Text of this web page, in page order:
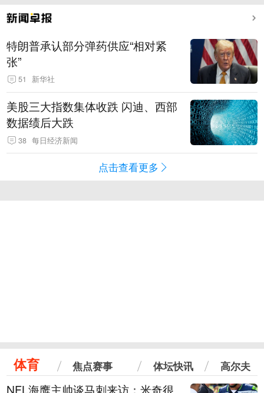
特朗普承认部分弹药供应“相对紧
张”
51 新华社
美股三大指数集体收跌 闪迪、西部
数据绩后大跌
38 每日经济新闻
点击查看更多
体育 焦点赛事 体坛快讯 高尔夫
NFL海鹰主帅谈马刺来访：米奇很